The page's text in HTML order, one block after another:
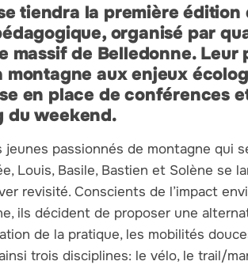
tiendra la première édition
organisé par
massif de Belledonne. Leur
aux enjeux
en place de conférences
du weekend.
jeunes passionnés de montagne qui
Louis, Basile, Bastien et Solène se
revisité. Conscients de l’impact
ils décident de proposer une
de la pratique, les mobilités
ainsi trois disciplines: le vélo, le trail/